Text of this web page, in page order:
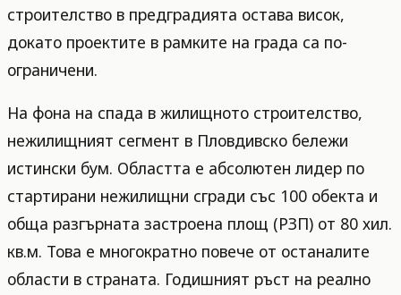
строителство в предградията остава висок,
докато проектите в рамките на града са по-
ограничени.
На фона на спада в жилищното строителство,
нежилищният сегмент в Пловдивско бележи
истински бум. Областта е абсолютен лидер по
стартирани нежилищни сгради със 100 обекта и
обща разгърната застроена площ (РЗП) от 80 хил.
кв.м. Това е многократно повече от останалите
области в страната. Годишният ръст на реално